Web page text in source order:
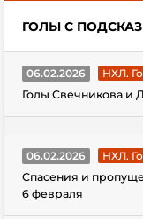
ГОЛЫ С
06.02.2026
НХЛ.
Голы Свечникова и
06.02.2026
НХЛ.
Спасения и
6 февраля